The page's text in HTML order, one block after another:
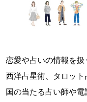
恋愛や占いの情報を扱
西洋占星術、タロッ
国の当たる占い師や